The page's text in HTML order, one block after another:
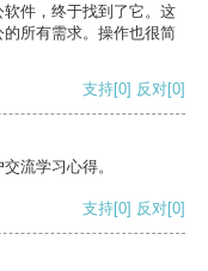
件，终于找到了它。这
所有需求。操作也很简
支持[0] 反对[0]
流学习心得。
支持[0] 反对[0]